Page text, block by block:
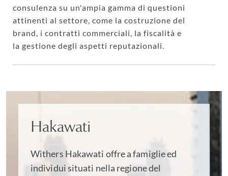
consulenza su un'ampia gamma di questioni
attinenti al settore, come la costruzione del
brand, i contratti commerciali, la fiscalità e
la gestione degli aspetti reputazionali.
Hakawati
Withers Hakawati offre a famiglie ed
individui situati nella regione del